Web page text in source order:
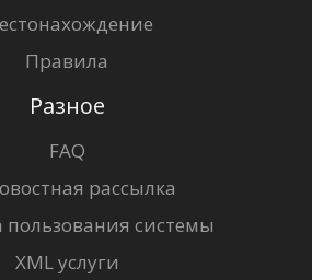
Правила
Разное
FAQ
рассылка
системы
XML услуги